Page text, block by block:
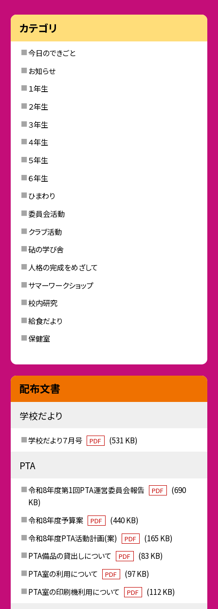
カテゴリ
今日のできごと
お知らせ
１年生
２年生
３年生
４年生
５年生
６年生
ひまわり
委員会活動
クラブ活動
砧の学び舎
人格の完成をめざして
サマーワークショップ
校内研究
給食だより
保健室
配布文書
学校だより
学校だより７月号 PDF (531 KB)
PTA
令和8年度第1回PTA運営委員会報告 PDF
(690
KB)
令和8年度予算案
PDF
(440 KB)
令和8年度PTA活動計画(案)
PDF
(165 KB)
PTA備品の貸出しについて
PDF
(83 KB)
PTA室の利用について
PDF
(97 KB)
PTA室の印刷機利用について
PDF (112 KB)